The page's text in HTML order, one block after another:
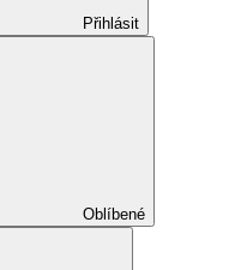
Přihlásit
Oblíbené